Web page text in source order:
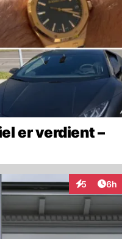
er verdient –
5 6h